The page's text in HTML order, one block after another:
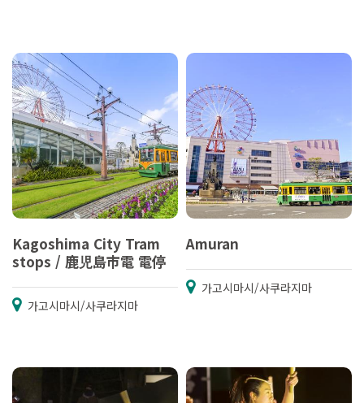
Kagoshima City Tram
stops / 鹿児島市電 電停
가고시마시/사쿠라지마
Amuran
가고시마시/사쿠라지마